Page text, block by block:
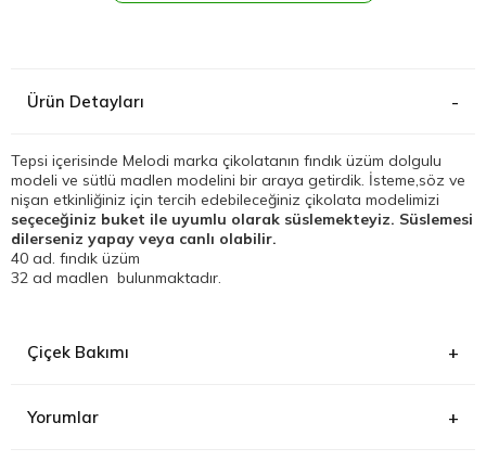
Ürün Detayları
Tepsi içerisinde Melodi marka çikolatanın fındık üzüm dolgulu
modeli ve sütlü madlen modelini bir araya getirdik. İsteme,söz ve
nişan etkinliğiniz için tercih edebileceğiniz çikolata modelimizi
seçeceğiniz buket ile uyumlu olarak süslemekteyiz. Süslemesi
dilerseniz yapay veya canlı olabilir.
40 ad. fındık üzüm
32 ad madlen bulunmaktadır.
Çiçek Bakımı
Yorumlar
Şişli